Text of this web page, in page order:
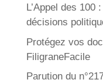
L’Appel des
décisions
Protégez vos
FiligraneFacile
Parution du